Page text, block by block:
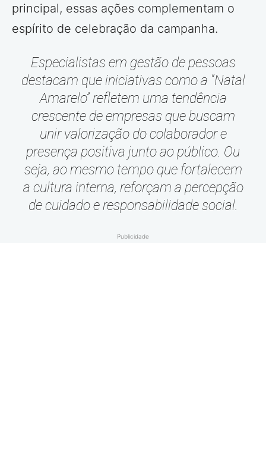
principal, essas ações complementam o
espírito de celebração da campanha.
Especialistas em gestão de pessoas
destacam que iniciativas como a “Natal
Amarelo” refletem uma tendência
crescente de empresas que buscam
unir valorização do colaborador e
presença positiva junto ao público. Ou
seja, ao mesmo tempo que fortalecem
a cultura interna, reforçam a percepção
de cuidado e responsabilidade social.
Publicidade